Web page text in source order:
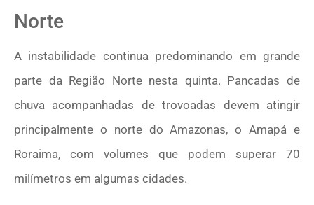
Norte
A instabilidade continua predominando em grande
parte da Região Norte nesta quinta. Pancadas de
chuva acompanhadas de trovoadas devem atingir
principalmente o norte do Amazonas, o Amapá e
Roraima, com volumes que podem superar 70
milímetros em algumas cidades.